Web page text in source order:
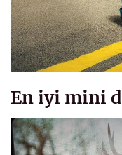
En iyi mini